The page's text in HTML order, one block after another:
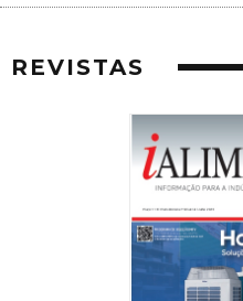
REVISTAS